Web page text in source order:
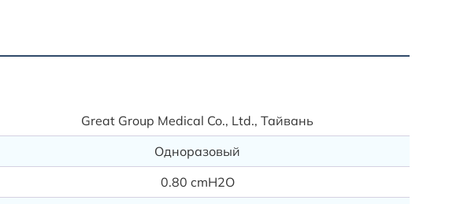
Great Group Medical Co., Ltd., Тайвань
Одноразовый
0.80 cmH2O